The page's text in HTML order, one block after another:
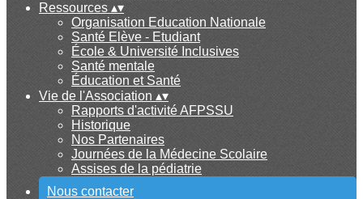
Ressources ▴▾
Organisation Education Nationale
Santé Elève - Etudiant
École & Université Inclusives
Santé mentale
Éducation et Santé
Vie de l'Association ▴▾
Rapports d'activité AFPSSU
Historique
Nos Partenaires
Journées de la Médecine Scolaire
Assises de la pédiatrie
Nous contacter